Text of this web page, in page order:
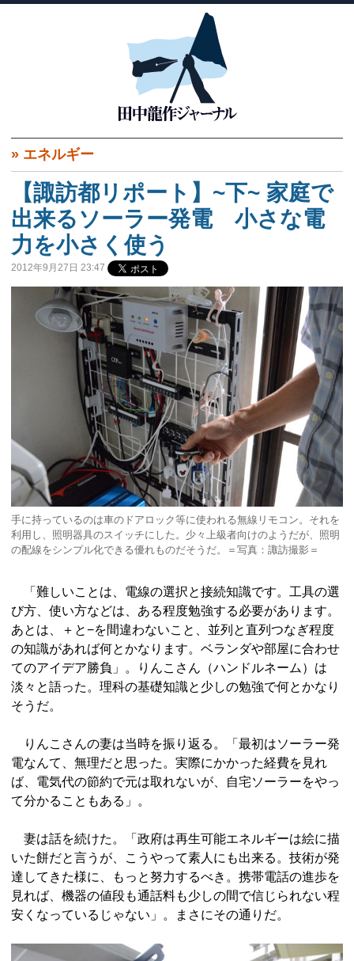
» エネルギー
【諏訪都リポート】~下~ 家庭で
出来るソーラー発電 小さな電
力を小さく使う
2012年9月27日 23:47
手に持っているのは車のドアロック等に使われる無線リモコン。それを
利用し、照明器具のスイッチにした。少々上級者向けのようだが、照明
の配線をシンプル化できる優れものだそうだ。＝写真：諏訪撮影＝
「難しいことは、電線の選択と接続知識です。工具の選
び方、使い方などは、ある程度勉強する必要があります。
あとは、＋と−を間違わないこと、並列と直列つなぎ程度
の知識があれば何とかなります。ベランダや部屋に合わせ
てのアイデア勝負」。りんこさん（ハンドルネーム）は
淡々と語った。理科の基礎知識と少しの勉強で何とかなり
そうだ。
りんこさんの妻は当時を振り返る。「最初はソーラー発
電なんて、無理だと思った。実際にかかった経費を見れ
ば、電気代の節約で元は取れないが、自宅ソーラーをやっ
て分かることもある」。
妻は話を続けた。「政府は再生可能エネルギーは絵に描
いた餅だと言うが、こうやって素人にも出来る。技術が発
達してきた様に、もっと努力するべき。携帯電話の進歩を
見れば、機器の値段も通話料も少しの間で信じられない程
安くなっているじゃない」。まさにその通りだ。